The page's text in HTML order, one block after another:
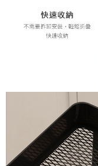
是否繳費成功／繳費後需
客戶支援中心」https://
【注意事項】
１．透過由恩沛科技股份
易，需依本服務之必要範
權轉讓予恩沛科技股份有
２．關於個人資料處理事
https://aftee.tw/terms/
３．未成年的使用者請事
「AFTEE先享後付」，若
４．使用「AFTEE先享後
時審查核予不同之上限額
請求用戶進行身份認證。
５．嚴禁一人註冊多個帳